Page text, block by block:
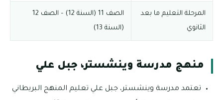
المرحلة التعليم ما بعد
الثانوي
الصف 11 (السنة 12) – الصف 12
(السنة 13)
منهج مدرسة وينشستر، جبل علي
تعتمد مدرسة وينشستر، جبل علي تعليم المنهج البريطاني